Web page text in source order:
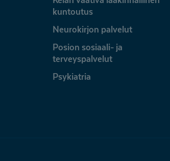
kuntoutus
Neurokirjon palvelut
Posion sosiaali- ja
terveyspalvelut
Psykiatria